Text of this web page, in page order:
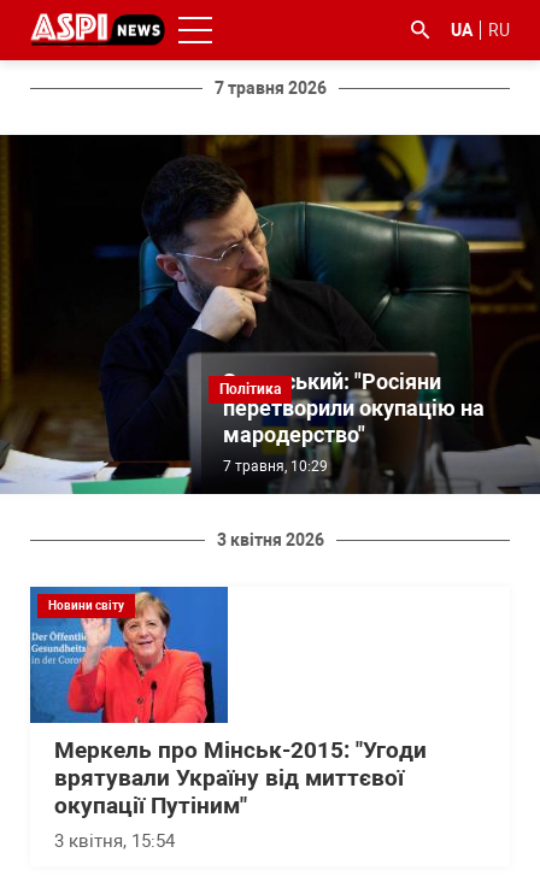
UA RU
7 травня 2026
Політика
Зеленський: "Росіяни
перетворили окупацію на
мародерство"
7 травня, 10:29
3 квітня 2026
Новини світу
Меркель про Мінськ-2015: "Угоди
врятували Україну від миттєвої
окупації Путіним"
3 квітня, 15:54
#боротьба
корупцією
#ДФС #Київ